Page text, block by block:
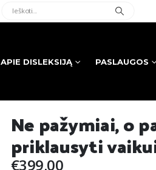
APIE DISLEKSIJĄ PASLAUGOS
Ne pažymiai, o
priklausyti
€399.00